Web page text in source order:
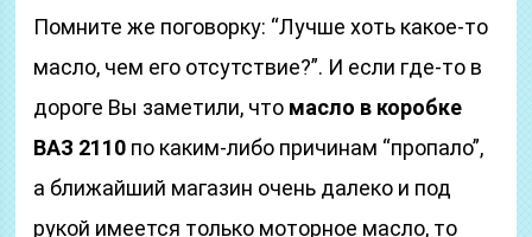
Помните же поговорку: “Лучше хоть какое-то
масло, чем его отсутствие?”. И если где-то в
дороге Вы заметили, что масло в коробке
ВАЗ 2110 по каким-либо причинам “пропало”,
а ближайший магазин очень далеко и под
рукой имеется только моторное масло, то